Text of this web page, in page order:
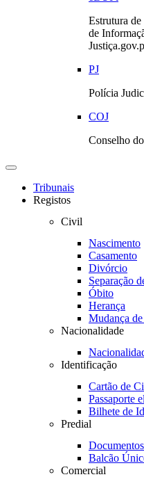
Estrutura de
de
PJ
Polícia
COJ
Conselho
Toggle
navigationTribunais
Registos
Civil
Nascimento
Casamento
Divórcio
Separação
Óbito
Herança
Mudança
Nacionalidade
Identificação
Cartão de
Passaporte
Bilhete de
Predial
Balcão
Comercial